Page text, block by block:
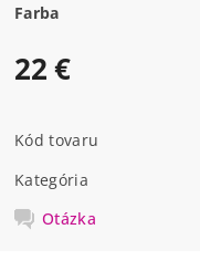
Farba
22 €
Kód tovaru
Kategória
Otázka